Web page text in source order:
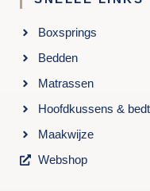
Boxsprings
Bedden
Matrassen
Hoofdkussens &
Maakwijze
Webshop